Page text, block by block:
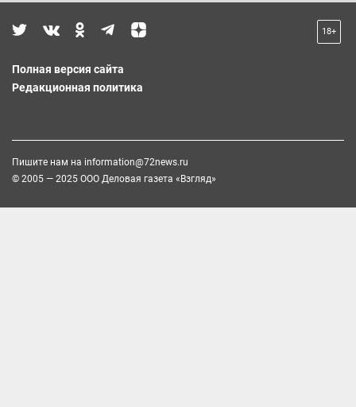
18+
Полная версия сайта
Редакционная политика
Пишите нам на information@72news.ru
© 2005 — 2025 ООО Деловая газета «Взгляд»